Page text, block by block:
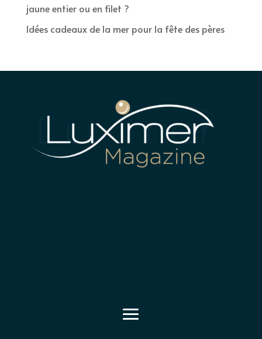
jaune entier ou en filet ?
Idées cadeaux de la mer pour la fête des pères